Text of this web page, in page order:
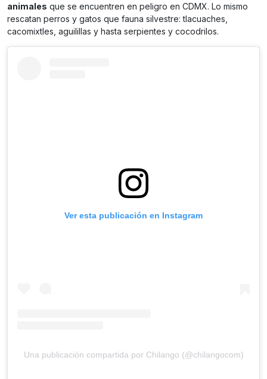
animales que se encuentren en peligro en CDMX. Lo mismo
rescatan perros y gatos que fauna silvestre: tlacuaches,
cacomixtles, aguilillas y hasta serpientes y cocodrilos.
Ver esta publicación en Instagram
Una publicación compartida por Chilango (@chilangocom)